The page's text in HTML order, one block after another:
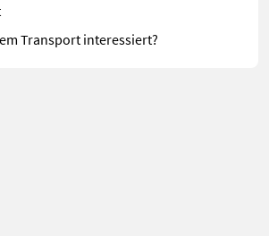
Transport interessiert?